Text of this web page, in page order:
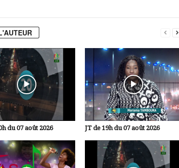
du 07 août 2026 JT de 19h du 07 août 2026